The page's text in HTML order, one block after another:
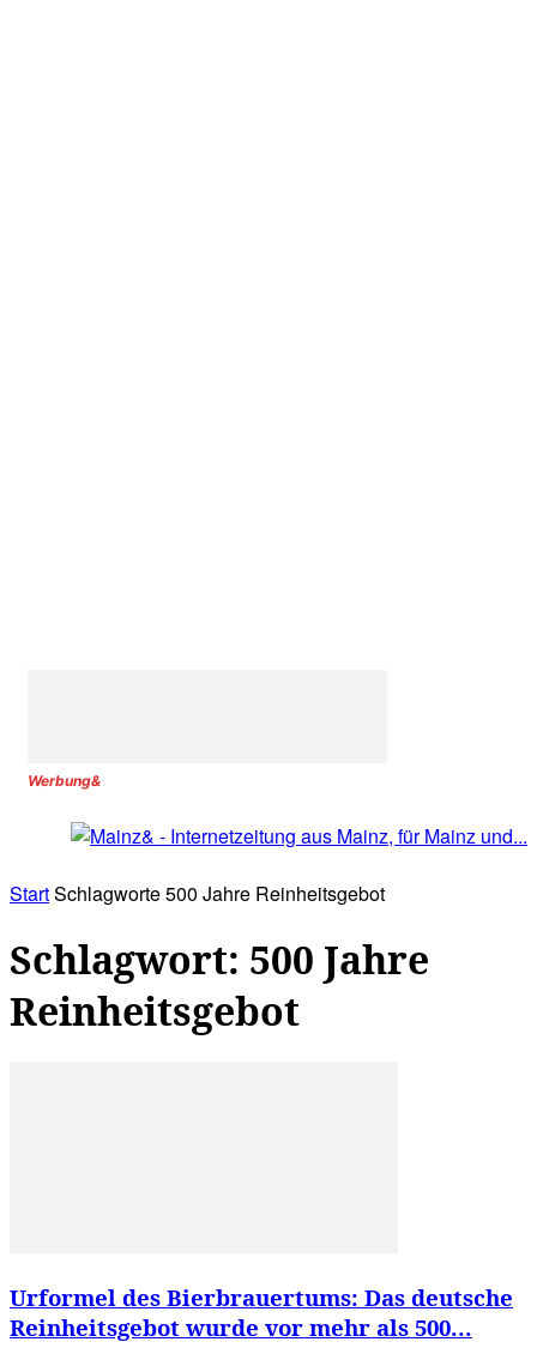
Werbung&
StartSchlagworte500 Jahre Reinheitsgebot
Schlagwort: 500 Jahre
Reinheitsgebot
Urformel des Bierbrauertums: Das deutsche
Reinheitsgebot wurde vor mehr als 500...